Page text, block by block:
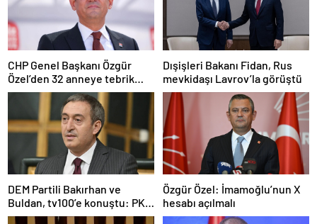
CHP Genel Başkanı Özgür
Özel’den 32 anneye tebrik
telefonu
Dışişleri Bakanı Fidan, Rus
mevkidaşı Lavrov’la görüştü
DEM Partili Bakırhan ve
Buldan, tv100’e konuştu: PKK
ne zaman kendini feshedecek
Özgür Özel: İmamoğlu’nun X
hesabı açılmalı